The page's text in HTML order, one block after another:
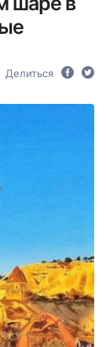
Делиться